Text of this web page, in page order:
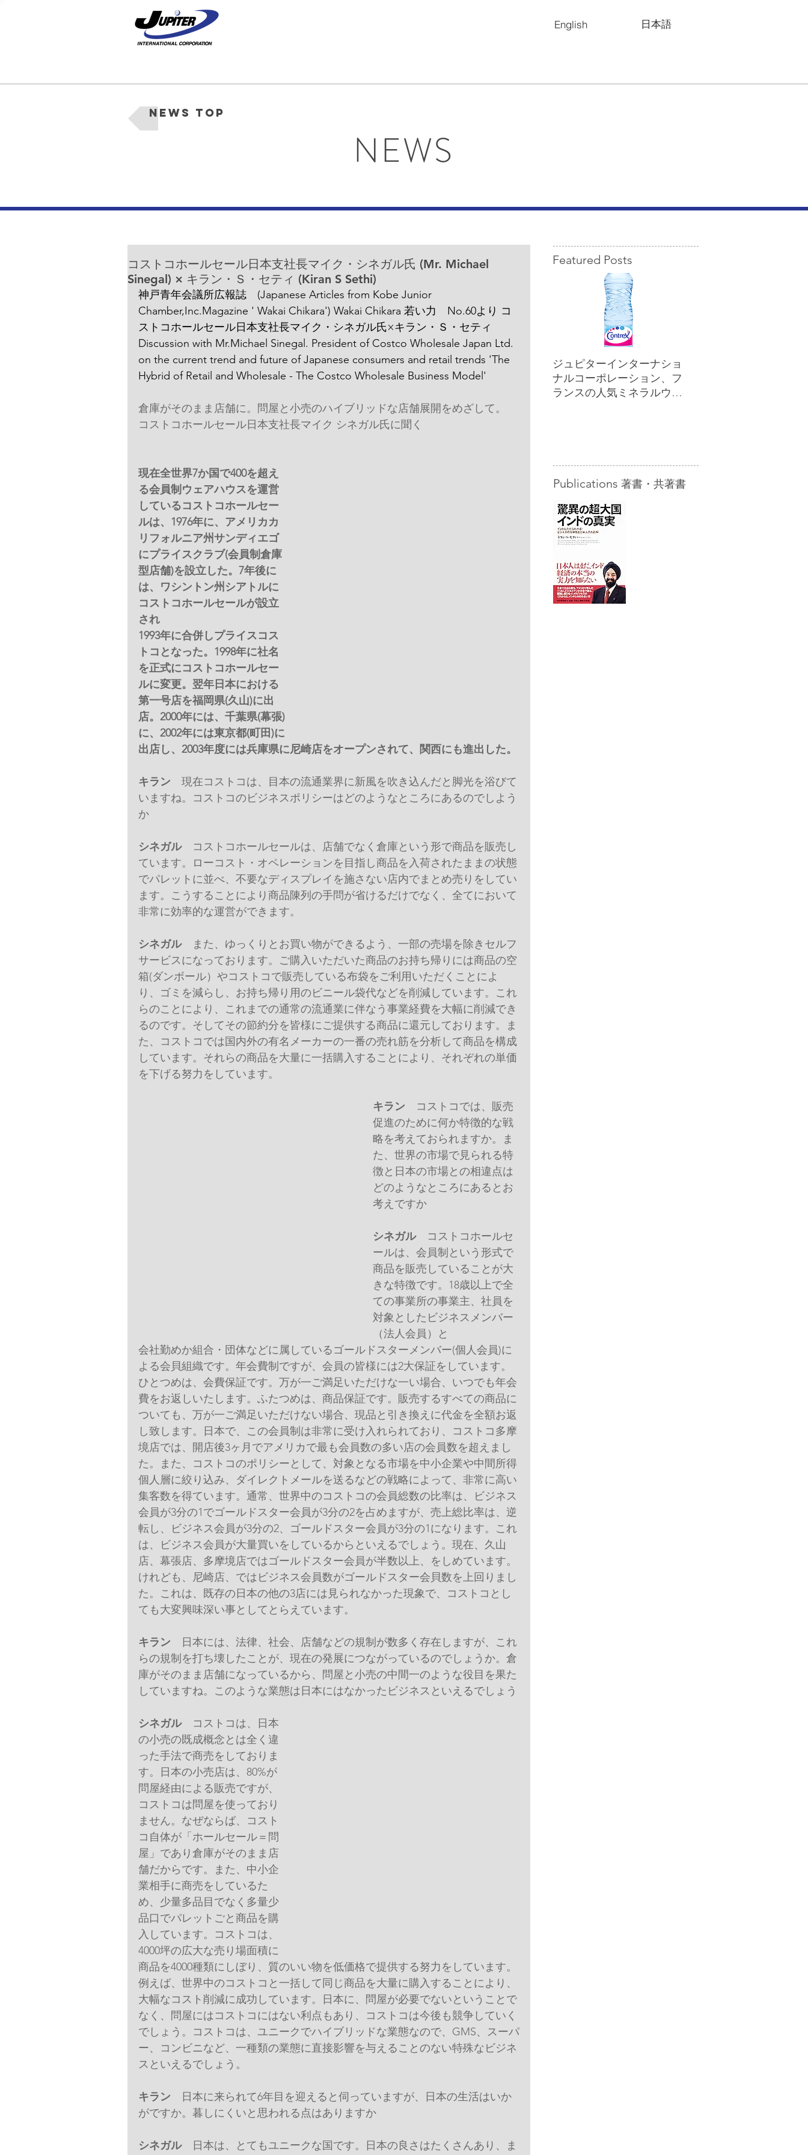
English 日本語
News Top
NEWS
コストコホールセール日本支社長マイク・シネガル氏 (Mr. Michael
Sinegal) × キラン・Ｓ・セティ (Kiran S Sethi)
神戸青年会議所広報誌　(Japanese Articles from Kobe Junior
Chamber,Inc.Magazine ' Wakai Chikara') Wakai Chikara 若い力　No.60より コ
ストコホールセール日本支社長マイク・シネガル氏×キラン・Ｓ・セティ
Discussion with Mr.Michael Sinegal. President of Costco Wholesale Japan Ltd.
on the current trend and future of Japanese consumers and retail trends 'The
Hybrid of Retail and Wholesale - The Costco Wholesale Business Model'
倉庫がそのまま店舗に。問屋と小売のハイブリッドな店舗展開をめざして。
コストコホールセール日本支社長マイク シネガル氏に聞く
現在全世界7か国で400を超え
る会員制ウェアハウスを運営
しているコストコホールセー
ルは、1976年に、アメリカカ
リフォルニア州サンディエゴ
にプライスクラブ(会員制倉庫
型店舗)を設立した。7年後に
は、ワシントン州シアトルに
コストコホールセールが設立
され
1993年に合併しプライスコス
トコとなった。1998年に社名
を正式にコストコホールセー
ルに変更。翌年日本における
第一号店を福岡県(久山)に出
店。2000年には、千葉県(幕張)
に、2002年には東京都(町田)に
出店し、2003年度には兵庫県に尼崎店をオープンされて、関西にも進出した。
キラン 現在コストコは、目本の流通業界に新風を吹き込んだと脚光を浴びて
いますね。コストコのビジネスポリシーはどのようなところにあるのでしよう
か
シネガル コストコホールセールは、店舗でなく倉庫という形で商品を販売し
ています。ローコスト・オペレーションを目指し商品を入荷されたままの状態
でパレットに並べ、不要なディスプレイを施さない店内でまとめ売りをしてい
ます。こうすることにより商品陳列の手問が省けるだけでなく、全てにおいて
非常に効率的な運営ができます。
シネガル また、ゆっくりとお買い物ができるよう、一部の売場を除きセルフ
サービスになっております。ご購入いただいた商品のお持ち帰りには商品の空
箱(ダンボール）やコストコで販売している布袋をご利用いただくことによ
り、ゴミを減らし、お持ち帰り用のビニール袋代などを削減しています。これ
らのことにより、これまでの通常の流通業に伴なう事業経費を大幅に削減でき
るのです。そしてその節約分を皆様にご提供する商品に還元しております。ま
た、コストコでは国内外の有名メーカーの一番の売れ筋を分析して商品を構成
しています。それらの商品を大量に一括購入することにより、それぞれの単価
を下げる努力をしています。
キラン コストコでは、販売
促進のために何か特徴的な戦
略を考えておられますか。ま
た、世界の市場で見られる特
徴と日本の市場との相違点は
どのようなところにあるとお
考えですか
シネガル コストコホールセ
ールは、会員制という形式で
商品を販売していることが大
きな特徴です。18歳以上で全
ての事業所の事業主、社員を
対象としたビジネスメンバー
（法人会員）と
会社勤めか組合・団体などに属しているゴールドスターメンバー(個人会員)に
よる会貝組織です。年会費制ですが、会員の皆様には2大保証をしています。
ひとつめは、会費保証です。万が一ご満足いただけな一い場合、いつでも年会
費をお返しいたします。ふたつめは、商品保証です。販売するすべての商品に
ついても、万が一ご満足いただけない場合、現品と引き換えに代金を全額お返
し致します。日本で、この会員制は非常に受け入れられており、コストコ多摩
境店では、開店後3ヶ月でアメリカで最も会員数の多い店の会員数を超えまし
た。また、コストコのポリシーとして、対象となる市場を中小企業や中間所得
個人層に絞り込み、ダイレクトメールを送るなどの戦略によって、非常に高い
集客数を得ています。通常、世界中のコストコの会員総数の比率は、ビジネス
会員が3分の1でゴールドスター会員が3分の2を占めますが、売上総比率は、逆
転し、ビジネス会員が3分の2、ゴールドスター会員が3分の1になります。これ
は、ビジネス会員が大量買いをしているからといえるでしょう。現在、久山
店、幕張店、多摩境店ではゴールドスター会員が半数以上、をしめています。
けれども、尼崎店、ではビジネス会員数がゴールドスター会貝数を上回りまし
た。これは、既存の日本の他の3店には見られなかった現象で、コストコとし
ても大変興味深い事としてとらえています。
キラン 日本には、法律、社会、店舗などの規制が数多く存在しますが、これ
らの規制を打ち壊したことが、現在の発展につながっているのでしょうか。倉
庫がそのまま店舗になっているから、問屋と小売の中間一のような役目を果た
していますね。このような業態は日本にはなかったビジネスといえるでしょう
シネガル コストコは、日本
の小売の既成概念とは全く違
った手法で商売をしておりま
す。日本の小売店は、80%が
問屋経由による販売ですが、
コストコは問屋を使っており
ません。なぜならば、コスト
コ自体が「ホールセール＝問
屋」であり倉庫がそのまま店
舗だからです。また、中小企
業相手に商売をしているた
め、少量多品目でなく多量少
品口でパレットごと商品を購
入しています。コストコは、
4000坪の広大な売り場面積に
商品を4000種類にしぼり、質のいい物を低価格で提供する努力をしています。
例えば、世界中のコストコと一括して同じ商品を大量に購入することにより、
大幅なコスト削減に成功しています。日本に、問屋が必要でないということで
なく、問屋にはコストコにはない利点もあり、コストコは今後も競争していく
でしょう。コストコは、ユニークでハイブリッドな業態なので、GMS、スーパ
ー、コンビニなど、一種類の業態に直接影響を与えることのない特殊なビジネ
スといえるでしょう。
キラン 日本に来られて6年目を迎えると伺っていますが、日本の生活はいか
がですか。暮しにくいと思われる点はありますか
シネガル 日本は、とてもユニークな国です。日本の良さはたくさんあり、ま
Featured Posts
ジュピターインターナショ
ナルコーポレーション、フ
ランスの人気ミネラルウォ
Publications 著書・共著書